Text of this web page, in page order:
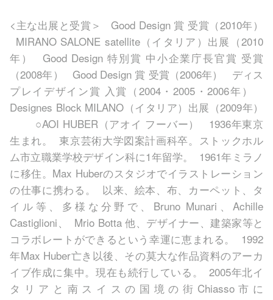
<主な出展と受賞＞ Good Design 賞 受賞（2010年）
MIRANO SALONE satellite（イタリア）出展（2010
年） Good Design 特別賞 中小企業庁長官賞 受賞
（2008年） Good Design 賞 受賞（2006年） ディス
プレイデザイン賞 入賞（2004・2005・2006年）
Designes Block MILANO（イタリア）出展（2009年）
○AOI HUBER（アオイ フーバー） 1936年東京
生まれ。 東京芸術大学図案計画科卒。ストックホル
ム市立職業学校デザイン科に1年留学。 1961年ミラノ
に移住。Max Huberのスタジオでイラストレーション
の仕事に携わる。 以来、絵本、布、カーペット、タ
イル等、多様な分野で、Bruno Munari、Achille
Castiglioni、 Mrio Botta 他、デザイナー、建築家等と
コラボレートができるという幸運に恵まれる。 1992
年Max Huber亡き以後、その莫大な作品資料のアーカ
イブ作成に集中。現在も続行している。 2005年北イ
タリアと南スイスの国境の街Chiasso市に